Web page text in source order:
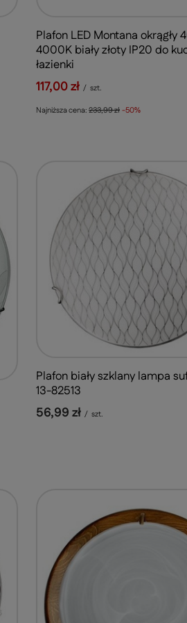
Plafon LED Montana okrągły
4000K biały złoty IP20 do
łazienki
117,00 zł / szt.
Najniższa cena:233,99 zł-50%
Plafon biały szklany lampa
13-82513
56,99 zł / szt.